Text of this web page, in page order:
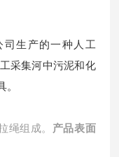
司生产的一种人工
采集河中污泥和化
。
绳组成。 产品表面